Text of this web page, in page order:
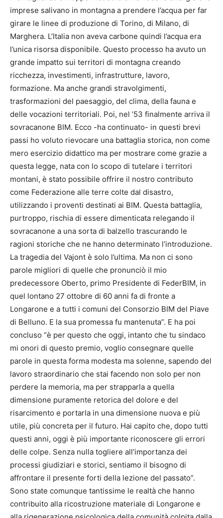
imprese salivano in montagna a prendere l’acqua per far
girare le linee di produzione di Torino, di Milano, di
Marghera. L’Italia non aveva carbone quindi l’acqua era
l’unica risorsa disponibile. Questo processo ha avuto un
grande impatto sui territori di montagna creando
ricchezza, investimenti, infrastrutture, lavoro,
formazione. Ma anche grandi stravolgimenti,
trasformazioni del paesaggio, del clima, della fauna e
delle vocazioni territoriali. Poi, nel ’53 finalmente arriva il
sovracanone BIM. Ecco -ha continuato- in questi brevi
passi ho voluto rievocare una battaglia storica, non come
mero esercizio didattico ma per mostrare come grazie a
questa legge, nata con lo scopo di tutelare i territori
montani, è stato possibile offrire il nostro contributo
come Federazione alle terre colte dal disastro,
utilizzando i proventi destinati ai BIM. Questa battaglia,
purtroppo, rischia di essere dimenticata relegando il
sovracanone a una sorta di balzello trascurando le
ragioni storiche che ne hanno determinato l’introduzione.
La tragedia del Vajont è solo l’ultima. Ma non ci sono
parole migliori di quelle che pronunciò il mio
predecessore Oberto, primo Presidente di FederBIM, in
quel lontano 27 ottobre di 60 anni fa di fronte a
Longarone e a tutti i comuni del Consorzio BIM del Piave
di Belluno. E la sua promessa fu mantenuta”. E ha poi
concluso “è per questo che oggi, intanto che tu sindaco
mi onori di questo premio, voglio consegnare quelle
parole in questa forma modesta ma solenne, sapendo del
lavoro straordinario che stai facendo non solo per non
perdere la memoria, ma per strapparla a quella
dimensione puramente retorica del dolore e del
risarcimento e portarla in una dimensione nuova e più
utile, più concreta per il futuro. Hai capito che, dopo tutti
questi anni, oggi è più importante riconoscere gli errori
delle colpe. Senza nulla togliere all’importanza dei
processi giudiziari e storici, sentiamo il bisogno di
affrontare il presente forti della lezione del passato”.
Sono state comunque tantissime le realtà che hanno
contribuito alla ricostruzione materiale di Longarone e